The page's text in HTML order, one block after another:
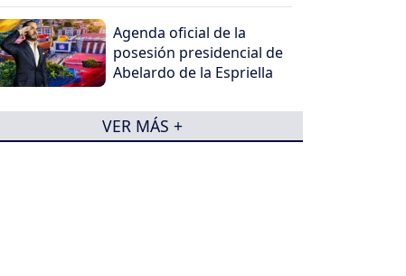
Agenda oficial de la
posesión presidencial de
Abelardo de la Espriella
VER MÁS +